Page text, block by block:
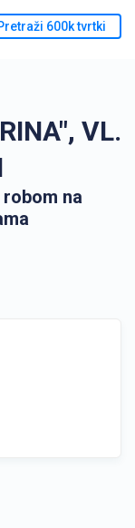
600k tvrtki
VL.
na